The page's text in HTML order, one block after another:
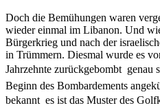
Doch die Bemühungen waren
wieder einmal im Libanon. Und
Bürgerkrieg und nach der
in Trümmern. Diesmal wurde es
Jahrzehnte zurückgebombt 
Beginn des Bombardements
bekannt  es ist das Muster des